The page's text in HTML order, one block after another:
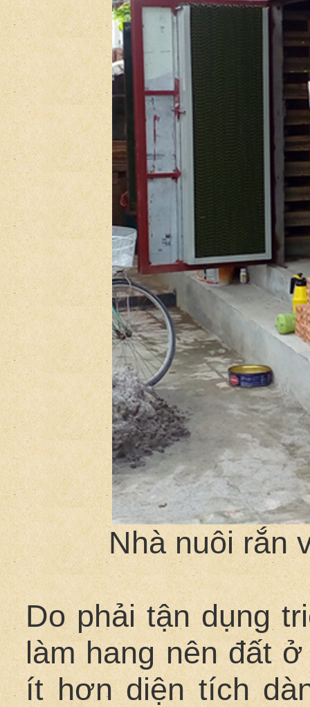
Nhà nuôi rắn
Do phải tận dụng
làm hang nên đất
ít hơn diện tích